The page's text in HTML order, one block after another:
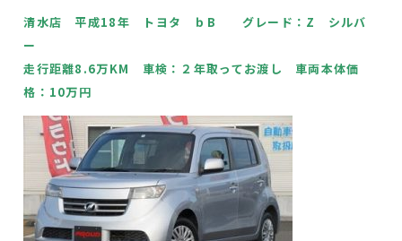
清水店 平成18年 トヨタ ｂB グレード：Z シルバ
ー
走行距離8.6万KM 車検：２年取ってお渡し 車両本体価
格：10万円